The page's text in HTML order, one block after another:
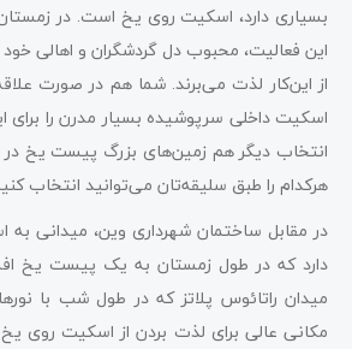
بسیاری دارد، اسکیت روی یخ است. در
این فعالیت، محبوب دل گردشگران و اهالی
از این‌کار لذت می‌برند. شما هم در صورت
اسکیت داخلی سرپوشیده بسیار مدرن را برای
انتخاب دیگر هم زمین‌های بزرگ پیست یخ
هرکدام را طبق سلیقه‌تان می‌توانید انتخاب
در مقابل ساختمان شهرداری وین، میدانی به
دارد که در طول زمستان به یک پیست یخ
میدان راتائوس پلاتز که در طول شب با
مکانی عالی برای لذت بردن از اسکیت روی